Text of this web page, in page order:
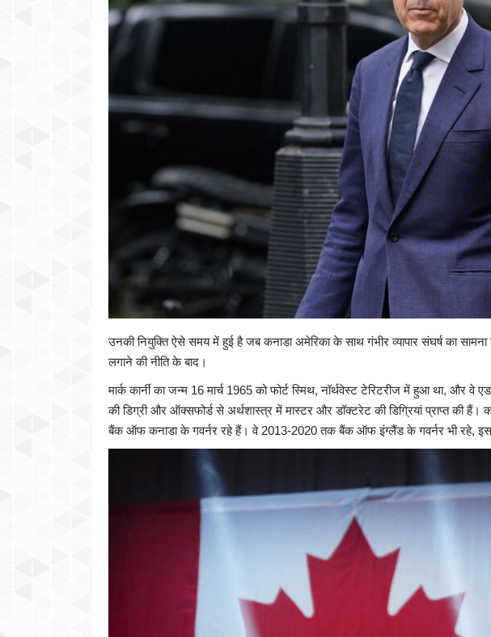
उनकी नियुक्ति ऐसे समय में हुई है जब कनाडा अमेरिका के साथ गंभीर व्यापार संघर्ष का
लगाने की नीति के बाद।
मार्क कार्नी का जन्म 16 मार्च 1965 को फोर्ट स्मिथ, नॉर्थवेस्ट टेरिटरीज में हुआ था, और वे
की डिग्री और ऑक्सफोर्ड से अर्थशास्त्र में मास्टर और डॉक्टरेट की डिग्रियां प्राप्त की
बैंक ऑफ कनाडा के गवर्नर रहे हैं। वे 2013-2020 तक बैंक ऑफ इंग्लैंड के गवर्नर भी रहे, इस